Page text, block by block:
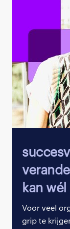
Daarom
Hoe het
We ontzorgen
Laat ons
Wij nemen
de
Onze
Succesvol inhuren in een
kan wél
Voor veel
grip te